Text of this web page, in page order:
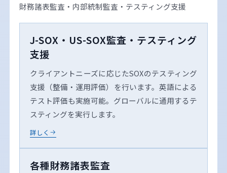
財務諸表監査・内部統制監査・テスティング支援
J-SOX・US-SOX監査・テスティング
支援
クライアントニーズに応じたSOXのテスティング
支援（整備・運用評価）を行います。英語による
テスト評価も実施可能。グローバルに通用するテ
スティングを実行します。
詳しく
各種財務諸表監査